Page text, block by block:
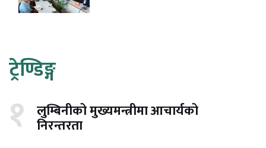
ट्रेण्डिङ्ग
१ लुम्बिनीको मुख्यमन्त्रीमा आचार्यको
निरन्तरता